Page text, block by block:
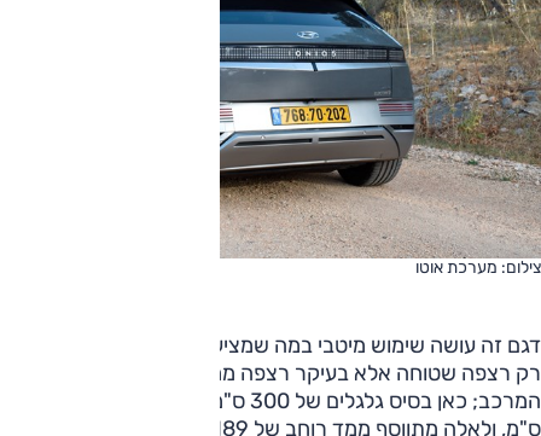
צילום: מערכת אוטו
דגם זה עושה שימוש מיטבי במה שמציעה הנעה חשמלית – לא
רק רצפה שטוחה אלא בעיקר רצפה ממש ארוכה ביחס לאורך